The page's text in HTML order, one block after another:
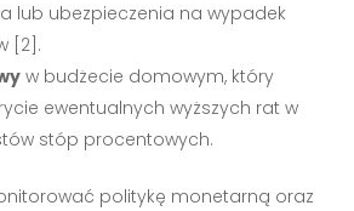
lub ubezpieczenia na wypadek
[2].
w budżecie domowym, który
ewentualnych wyższych rat w
stóp procentowych.
politykę monetarną oraz